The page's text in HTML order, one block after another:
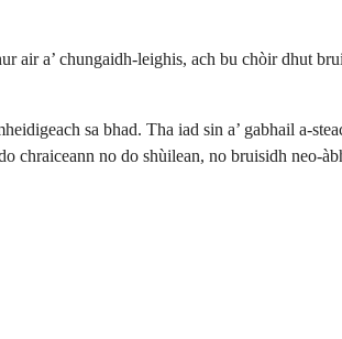
air a’ chungaidh-leighis, ach bu chòir dhut
sa bhad. Tha iad sin a’ gabhail a-
chraiceann no do shùilean, no bruisidh neo-